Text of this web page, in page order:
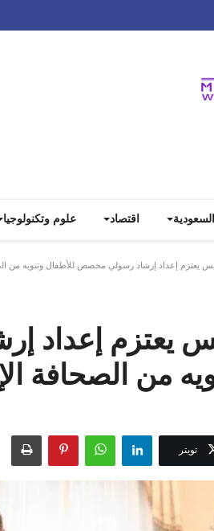
السعودية اقتصاد علوم وتكنولوجيا
يعتزم إعداد إرشاد رسولي مخصص للأطفال وتنويه من
يعتزم
من الصحافة
تويتر